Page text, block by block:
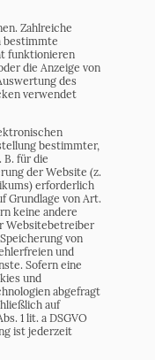
Zahlreiche
bestimmte
funktionieren
die Anzeige von
des
verwendet
bestimmter,
B. für die
der Website (z.
erforderlich
Grundlage von Art.
keine andere
Websitebetreiber
von
und
Sofern eine
und
abgefragt
auf
1 lit. a DSGVO
ist jederzeit